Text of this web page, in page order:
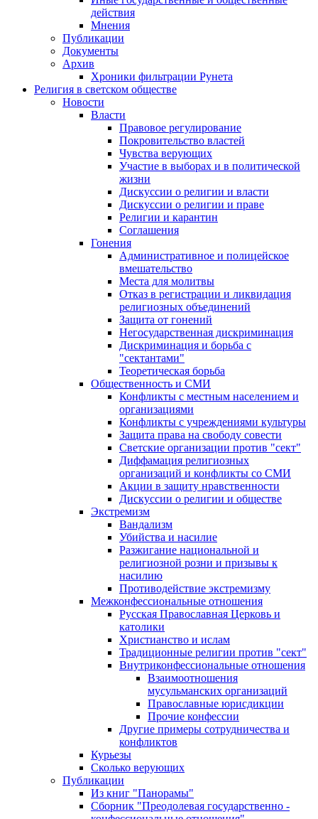
действия
Мнения
Публикации
Документы
Архив
Хроники фильтрации Рунета
Религия в светском обществе
Новости
Власти
Правовое регулирование
Покровительство властей
Чувства верующих
Участие в выборах и в политической
жизни
Дискуссии о религии и власти
Дискуссии о религии и праве
Религии и карантин
Соглашения
Гонения
Административное и полицейское
вмешательство
Места для молитвы
Отказ в регистрации и ликвидация
религиозных объединений
Защита от гонений
Негосударственная дискриминация
Дискриминация и борьба с
"сектантами"
Теоретическая борьба
Общественность и СМИ
Конфликты с местным населением и
организациями
Конфликты с учреждениями культуры
Защита права на свободу совести
Светские организации против "сект"
Диффамация религиозных
организаций и конфликты со СМИ
Акции в защиту нравственности
Дискуссии о религии и обществе
Экстремизм
Вандализм
Убийства и насилие
Разжигание национальной и
религиозной розни и призывы к
насилию
Противодействие экстремизму
Межконфессиональные отношения
Русская Православная Церковь и
католики
Христианство и ислам
Традиционные религии против "сект"
Внутриконфессиональные отношения
Взаимоотношения
мусульманских организаций
Православные юрисдикции
Прочие конфессии
Другие примеры сотрудничества и
конфликтов
Курьезы
Сколько верующих
Публикации
Из книг "Панорамы"
Сборник "Преодолевая государственно -